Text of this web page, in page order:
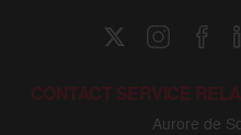
CONTACT SERVICE
Aurore de